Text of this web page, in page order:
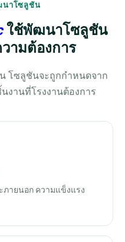
นาโซลูชัน
ใช้พัฒนาโซลูชัน
ามต้องการ
โซลูชันจะถูกกำหนดจาก
งานที่โรงงานต้องการ
ายนอก ความแข็งแรง